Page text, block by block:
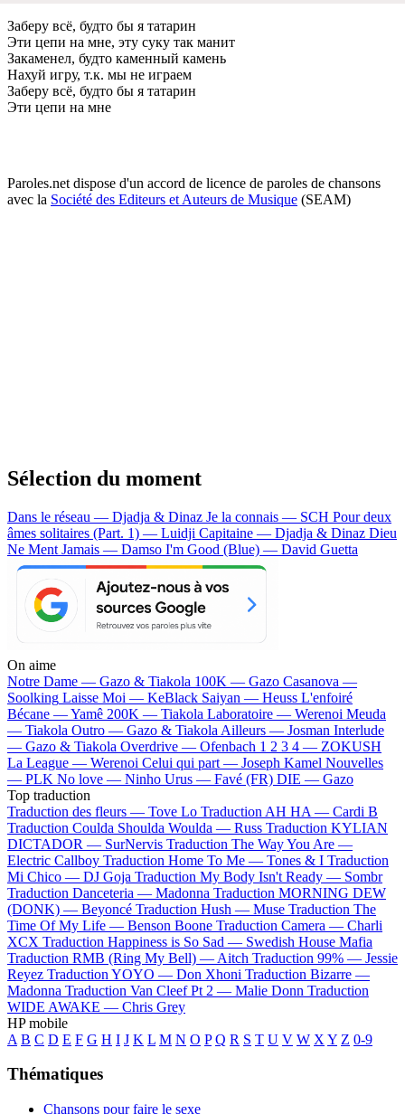
Заберу всё, будто бы я татарин
Эти цепи на мне, эту суку так манит
Закаменел, будто каменный камень
Нахуй игру, т.к. мы не играем
Заберу всё, будто бы я татарин
Эти цепи на мне
Paroles.net dispose d'un accord de licence de paroles de chansons
avec la Société des Editeurs et Auteurs de Musique (SEAM)
Sélection du moment
Dans le réseau — Djadja & Dinaz Je la connais — SCH Pour deux
âmes solitaires (Part. 1) — Luidji Capitaine — Djadja & Dinaz Dieu
Ne Ment Jamais — Damso I'm Good (Blue) — David Guetta
On aime
Notre Dame — Gazo & Tiakola 100K — Gazo Casanova —
Soolking Laisse Moi — KeBlack Saiyan — Heuss L'enfoiré
Bécane —Yamê 200K — Tiakola Laboratoire — Werenoi Meuda
— Tiakola Outro — Gazo & Tiakola Ailleurs — Josman Interlude
— Gazo & Tiakola Overdrive — Ofenbach 1 2 3 4 — ZOKUSH
La League — Werenoi Celui qui part — Joseph Kamel Nouvelles
— PLK No love — Ninho Urus — Favé (FR) DIE — Gazo
Top traduction
Traduction des fleurs — Tove Lo Traduction AH HA — Cardi B
Traduction Coulda Shoulda Woulda — Russ Traduction KYLIAN
DICTADOR — SurNervis Traduction The Way You Are —
Electric Callboy Traduction Home To Me — Tones & I Traduction
Mi Chico — DJ Goja Traduction My Body Isn't Ready — Sombr
Traduction Danceteria — Madonna Traduction MORNING DEW
(DONK) — Beyoncé Traduction Hush — Muse Traduction The
Time Of My Life — Benson Boone Traduction Camera — Charli
XCX Traduction Happiness is So Sad — Swedish House Mafia
Traduction RMB (Ring My Bell) — Aitch Traduction 99% — Jessie
Reyez Traduction YOYO — Don Xhoni Traduction Bizarre —
Madonna Traduction Van Cleef Pt 2 — Malie Donn Traduction
WIDE AWAKE — Chris Grey
HP mobile
A B C D E F G H I J K L M N O P Q R S T U V W X Y Z 0-9
Thématiques
Chansons pour faire le sexe